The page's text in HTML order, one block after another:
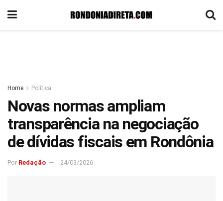
Home Política
Novas normas ampliam
transparência na negociação
de dívidas fiscais em Rondônia
Por Redação 24/03/2026